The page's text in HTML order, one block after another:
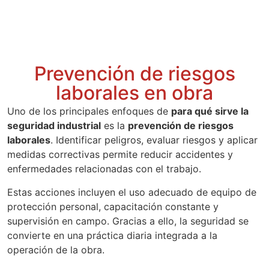
Prevención de riesgos
laborales en obra
Uno de los principales enfoques de para qué sirve la
seguridad industrial es la prevención de riesgos
laborales. Identificar peligros, evaluar riesgos y aplicar
medidas correctivas permite reducir accidentes y
enfermedades relacionadas con el trabajo.
Estas acciones incluyen el uso adecuado de equipo de
protección personal, capacitación constante y
supervisión en campo. Gracias a ello, la seguridad se
convierte en una práctica diaria integrada a la
operación de la obra.